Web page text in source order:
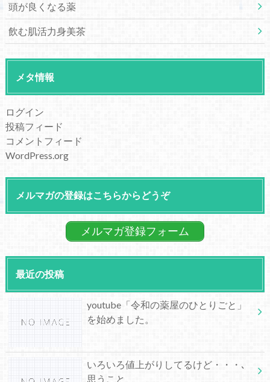
頭が良くなる薬
飲む肌活力身美茶
メタ情報
ログイン
投稿フィード
コメントフィード
WordPress.org
メルマガの登録はこちらからどうぞ
メルマガ登録フォーム
最近の投稿
youtube「令和の薬屋のひとりごと」
を始めました。
いろいろ値上がりしてるけど・・・､
思うこと